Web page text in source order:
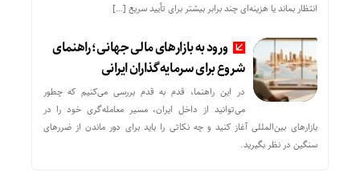
انتظار بماند یا هزینه‌ای چند برابر بیشتر برای تأیید سریع […]
ورود به بازارهای مالی جهانی؛ راهنمای
شروع برای سرمایه‌گذاران ایرانی
در این راهنما، قدم به قدم بررسی می‌کنیم که چطور
می‌توانید از داخل ایران، مسیر معامله‌گری خود را در
بازارهای بین‌المللی آغاز کنید و چه نکاتی را باید برای دور ماندن از ضررهای
سنگین در نظر بگیرید.